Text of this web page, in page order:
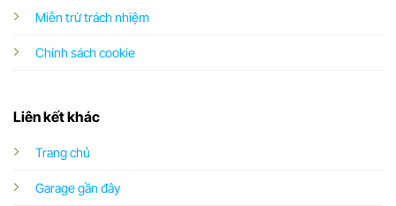
Miễn trừ trách nhiệm
Chính sách cookie
Liên kết khác
Trang chủ
Garage gần đây